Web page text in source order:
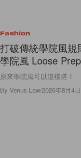
Fashion
打破傳統學院風規
學院風 Loose
原來學院風可以這樣搭！
By Venus Law/2026年8月4日